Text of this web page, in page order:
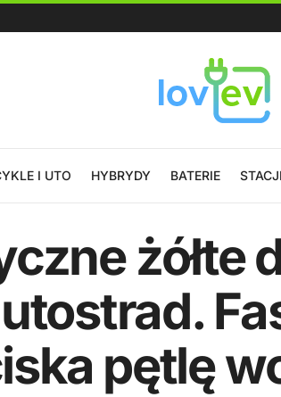
I UTO HYBRYDY BATERIE
żółte
pętlę